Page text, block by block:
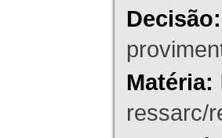
Decisão:
Matéria:
ressarc/